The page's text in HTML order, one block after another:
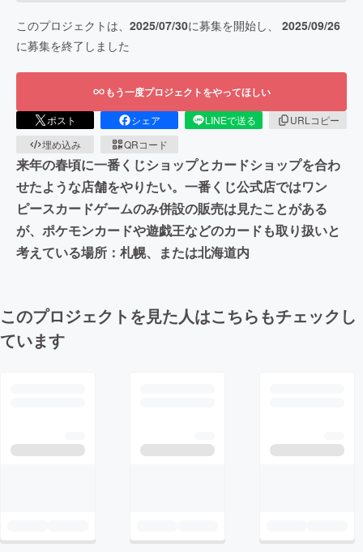
このプロジェクトは、 2025/07/30に募集を開始し、 2025/09/26
に募集を終了しました
もう一度プロジェクトをやってほしい
ポスト シェア LINEで送る
URLコピー
埋め込み
QRコード
来年の春頃に一番くじショップとカードショップを合わ
せたような店舗をやりたい。一番くじ公式店ではワン
ピースカードゲームのみ併設の販売は見たことがある
が、ポケモンカードや遊戯王などのカードも取り扱いと
考えている場所：札幌、または北海道内
このプロジェクトを見た人はこちらもチェックし
ています